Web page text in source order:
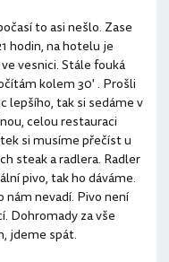
to asi nešlo. Zase
hodin, na hotelu je
vesnici. Stále fouká
kolem 30' . Prošli
lepšího, tak si sedáme v
celou restauraci
si musíme přečíst u
steak a radlera. Radler
pivo, tak ho dáváme.
nám nevadí. Pivo není
Dohromady za vše
jdeme spát.